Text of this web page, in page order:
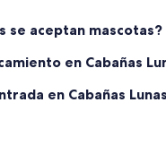
se aceptan mascotas?
en Cabañas
en Cabañas